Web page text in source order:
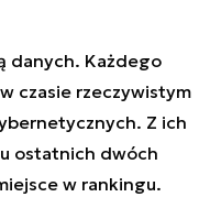
danych. Każdego
czasie rzeczywistym
Z ich
ostatnich dwóch
w rankingu.